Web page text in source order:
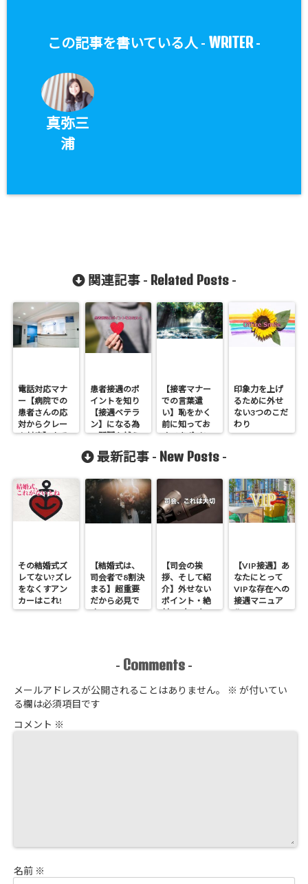
この記事を書いている人 - WRITER-
真弥三
浦
関連記事 - Related Posts-
電話対応マナ
ー【病院での
患者さんの応
対からクレー
ム対応】まで
患者接遇のポ
イントを知り
【接遇ベテラ
ン】になる為
の関門を越え
【接客マナー
での言葉遣
い】恥をかく
前に知ってお
くべきポイン
印象力を上げ
るために外せ
ない3つのこだ
わり
最新記事 - New Posts -
その結婚式ズ
レてない?ズレ
をなくすアン
カーはこれ!
【結婚式は、
司会者で8割決
まる】超重要
だから必見で
す
【司会の挨
拶、そして紹
介】外せない
ポイント・絶
対NGなこと
【VIP接遇】あ
なたにとって
VIPな存在への
接遇マニュア
ル
- Comments -
メールアドレスが公開されることはありません。 ※ が付いてい
る欄は必須項目です
コメント ※
名前 ※